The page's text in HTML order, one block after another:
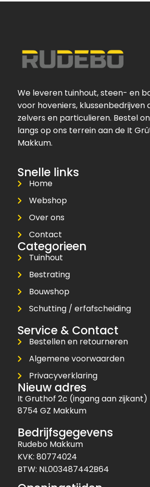
We leveren tuinhout, steen- en
voor hoveniers,
zelvers en particulieren. Bestel
langs op ons terrein aan de It
Makkum.
Snelle links
Home
Webshop
Over ons
Contact
Categorieen
Tuinhout
Bestrating
Bouwshop
Schutting / erfafscheiding
Service & Contact
Bestellen en retourneren
Algemene voorwaarden
Privacyverklaring
Nieuw adres
It Gruthof 2c (ingang aan zijkant)
8754 GZ Makkum
Bedrijfsgegevens
Rudebo Makkum
KVK: 80774024
BTW: NL003487442B64